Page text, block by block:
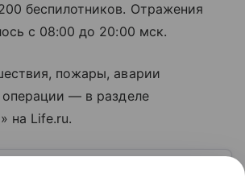
беспилотников. Отражения
с 08:00 до 20:00 мск.
пожары, аварии
операции — в разделе
на Life.ru.